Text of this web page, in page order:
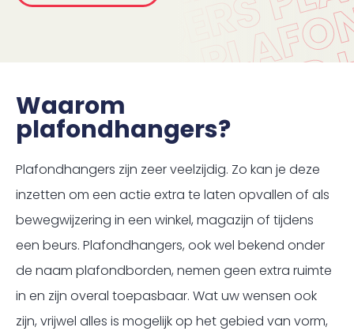
Waarom
plafondhangers?
Plafondhangers zijn zeer veelzijdig. Zo kan je deze
inzetten om een actie extra te laten opvallen of als
bewegwijzering in een winkel, magazijn of tijdens
een beurs. Plafondhangers, ook wel bekend onder
de naam plafondborden, nemen geen extra ruimte
in en zijn overal toepasbaar. Wat uw wensen ook
zijn, vrijwel alles is mogelijk op het gebied van vorm,